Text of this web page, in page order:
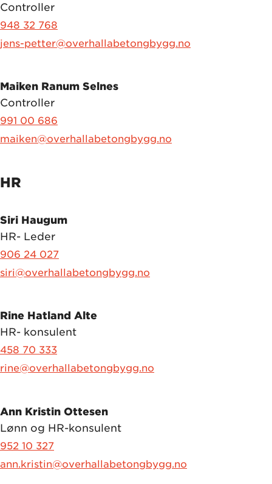
Controller
948 32 768
jens-petter@overhallabetongbygg.no
Maiken Ranum Selnes
Controller
991 00 686
maiken@overhallabetongbygg.no
HR
Siri Haugum
HR- Leder
906 24 027
siri@overhallabetongbygg.no
Rine Hatland Alte
HR- konsulent
458 70 333
rine@overhallabetongbygg.no
Ann Kristin Ottesen
Lønn og HR-konsulent
952 10 327
ann.kristin@overhallabetongbygg.no